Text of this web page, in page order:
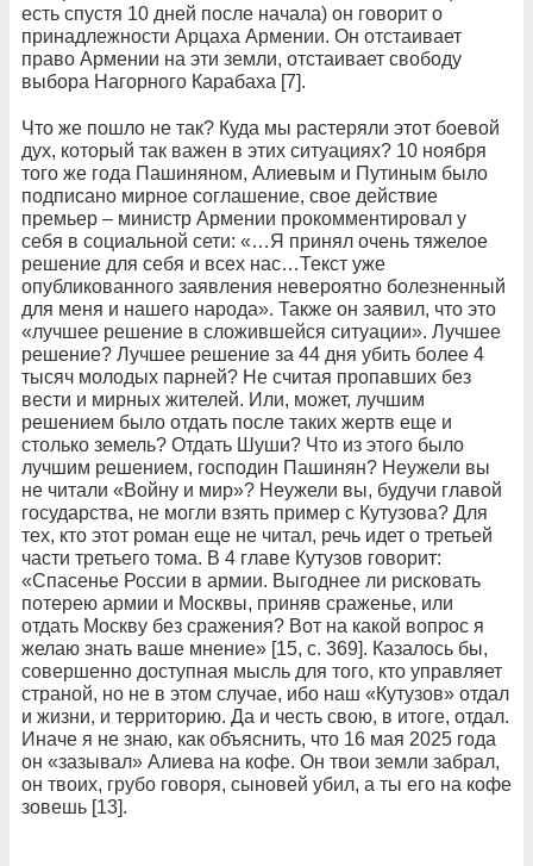
есть спустя 10 дней после начала) он говорит о
принадлежности Арцаха Армении. Он отстаивает
право Армении на эти земли, отстаивает свободу
выбора Нагорного Карабаха [7].
Что же пошло не так? Куда мы растеряли этот боевой
дух, который так важен в этих ситуациях? 10 ноября
того же года Пашиняном, Алиевым и Путиным было
подписано мирное соглашение, свое действие
премьер – министр Армении прокомментировал у
себя в социальной сети: «…Я принял очень тяжелое
решение для себя и всех нас…Текст уже
опубликованного заявления невероятно болезненный
для меня и нашего народа». Также он заявил, что это
«лучшее решение в сложившейся ситуации». Лучшее
решение? Лучшее решение за 44 дня убить более 4
тысяч молодых парней? Не считая пропавших без
вести и мирных жителей. Или, может, лучшим
решением было отдать после таких жертв еще и
столько земель? Отдать Шуши? Что из этого было
лучшим решением, господин Пашинян? Неужели вы
не читали «Войну и мир»? Неужели вы, будучи главой
государства, не могли взять пример с Кутузова? Для
тех, кто этот роман еще не читал, речь идет о третьей
части третьего тома. В 4 главе Кутузов говорит:
«Спасенье России в армии. Выгоднее ли рисковать
потерею армии и Москвы, приняв сраженье, или
отдать Москву без сражения? Вот на какой вопрос я
желаю знать ваше мнение» [15, с. 369]. Казалось бы,
совершенно доступная мысль для того, кто управляет
страной, но не в этом случае, ибо наш «Кутузов» отдал
и жизни, и территорию. Да и честь свою, в итоге, отдал.
Иначе я не знаю, как объяснить, что 16 мая 2025 года
он «зазывал» Алиева на кофе. Он твои земли забрал,
он твоих, грубо говоря, сыновей убил, а ты его на кофе
зовешь [13].